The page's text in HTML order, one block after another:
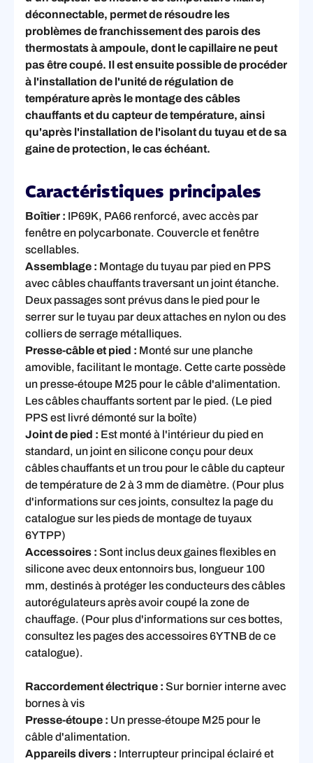
déconnectable, permet de résoudre les
problèmes de franchissement des parois des
thermostats à ampoule, dont le capillaire ne peut
pas être coupé. Il est ensuite possible de procéder
à l'installation de l'unité de régulation de
température après le montage des câbles
chauffants et du capteur de température, ainsi
qu'après l'installation de l'isolant du tuyau et de sa
gaine de protection, le cas échéant.
Caractéristiques principales
Boîtier : IP69K, PA66 renforcé, avec accès par
fenêtre en polycarbonate. Couvercle et fenêtre
scellables.
Assemblage : Montage du tuyau par pied en PPS
avec câbles chauffants traversant un joint étanche.
Deux passages sont prévus dans le pied pour le
serrer sur le tuyau par deux attaches en nylon ou des
colliers de serrage métalliques.
Presse-câble et pied : Monté sur une planche
amovible, facilitant le montage. Cette carte possède
un presse-étoupe M25 pour le câble d'alimentation.
Les câbles chauffants sortent par le pied. (Le pied
PPS est livré démonté sur la boîte)
Joint de pied : Est monté à l'intérieur du pied en
standard, un joint en silicone conçu pour deux
câbles chauffants et un trou pour le câble du capteur
de température de 2 à 3 mm de diamètre. (Pour plus
d'informations sur ces joints, consultez la page du
catalogue sur les pieds de montage de tuyaux
6YTPP)
Accessoires : Sont inclus deux gaines flexibles en
silicone avec deux entonnoirs bus, longueur 100
mm, destinés à protéger les conducteurs des câbles
autorégulateurs après avoir coupé la zone de
chauffage. (Pour plus d'informations sur ces bottes,
consultez les pages des accessoires 6YTNB de ce
catalogue).
Raccordement électrique : Sur bornier interne avec
bornes à vis
Presse-étoupe : Un presse-étoupe M25 pour le
câble d'alimentation.
Appareils divers : Interrupteur principal éclairé et